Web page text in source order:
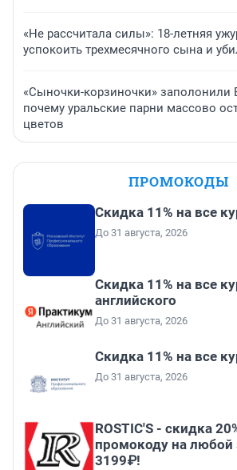
«Не рассчитала силы»: 18-летняя
успокоить трехмесячного сына и
«Сыночки-корзиночки» заполонили
почему уральские парни массово
цветов
ПРОМОКОДЫ
Скидка 11% на все
До 31 августа, 2026
Скидка 11% на все
английского
До 31 августа, 2026
Скидка 11% на все
До 31 августа, 2026
ROSTIC'S - скидка
промокоду на любой
3199₽!